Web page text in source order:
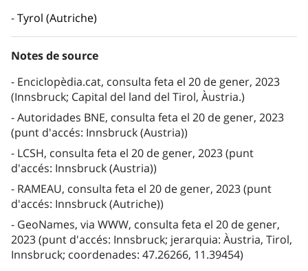
Tyrol (Autriche)
Notes de source
Enciclopèdia.cat, consulta feta el 20 de gener, 2023
(Innsbruck; Capital del land del Tirol, Àustria.)
Autoridades BNE, consulta feta el 20 de gener, 2023
(punt d'accés: Innsbruck (Austria))
LCSH, consulta feta el 20 de gener, 2023 (punt
d'accés: Innsbruck (Austria))
RAMEAU, consulta feta el 20 de gener, 2023 (punt
d'accés: Innsbruck (Autriche))
GeoNames, via WWW, consulta feta el 20 de gener,
2023 (punt d'accés: Innsbruck; jerarquia: Àustria, Tirol,
Innsbruck; coordenades: 47.26266, 11.39454)